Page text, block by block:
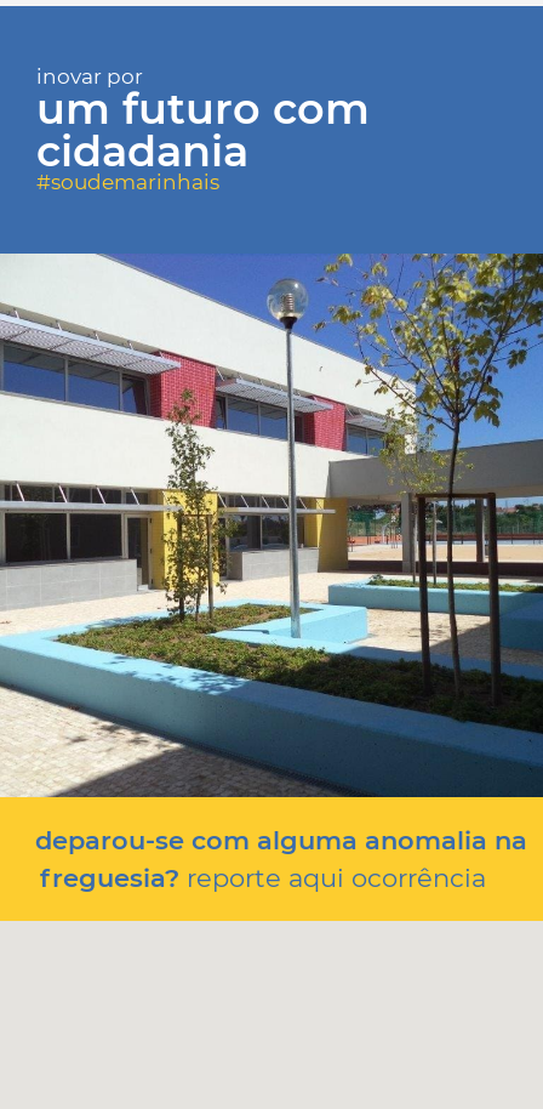
inovar por
um futuro com
cidadania
#soudemarinhais
deparou-se com alguma anomalia na
freguesia? reporte aqui ocorrência